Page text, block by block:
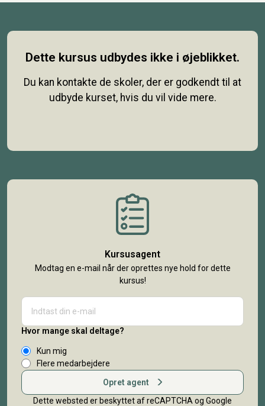
Dette kursus udbydes ikke i øjeblikket.
Du kan kontakte de skoler, der er godkendt til at
udbyde kurset, hvis du vil vide mere.
Kursusagent
Modtag en e-mail når der oprettes nye hold for dette
kursus!
Hvor mange skal deltage?
Kun mig
Flere medarbejdere
Opret agent
Dette websted er beskyttet af reCAPTCHA og Google